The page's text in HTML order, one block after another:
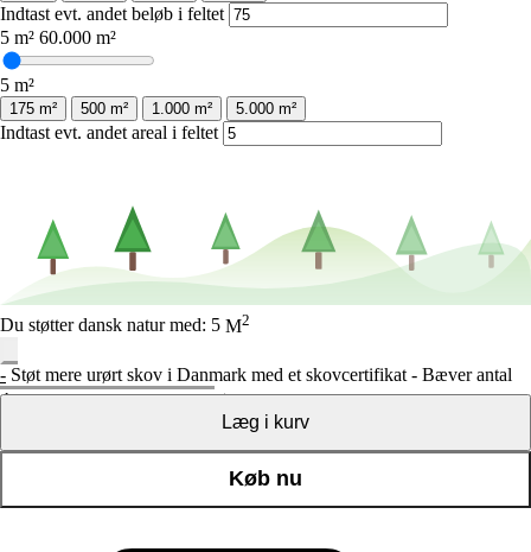
Indtast evt. andet beløb i feltet
5 m² 60.000 m²
5 m²
175 m² 500 m² 1.000 m² 5.000 m²
Indtast evt. andet areal i feltet
Du støtter dansk natur med: 5 M2
- Støt mere urørt skov i Danmark med et skovcertifikat - Bæver antal
+
Læg i kurv
Køb nu